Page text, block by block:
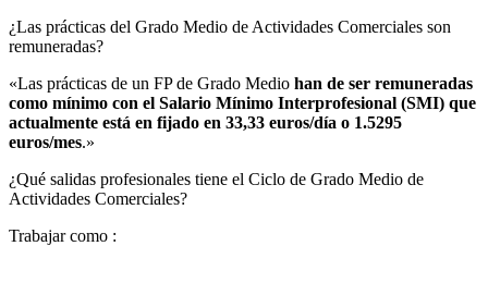
¿Las prácticas del Grado Medio de Actividades Comerciales son
remuneradas?​
«Las prácticas de un FP de Grado Medio han de ser remuneradas
como mínimo con el Salario Mínimo Interprofesional (SMI) que
actualmente está en fijado en 33,33 euros/día o 1.5295
euros/mes.»
¿Qué salidas profesionales tiene el Ciclo de Grado Medio de
Actividades Comerciales?​
Trabajar como :